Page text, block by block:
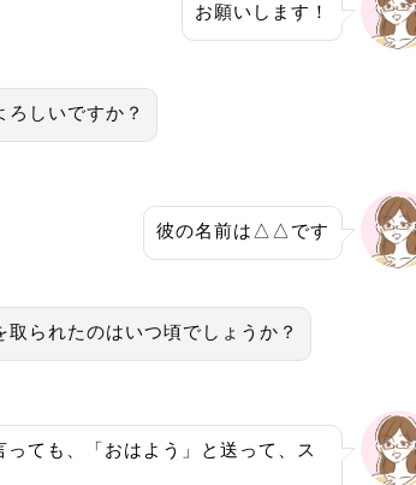
お願いします！
しいですか？
彼の名前は△△です
られたのはいつ頃でしょうか？
ても、「おはよう」と送って、ス